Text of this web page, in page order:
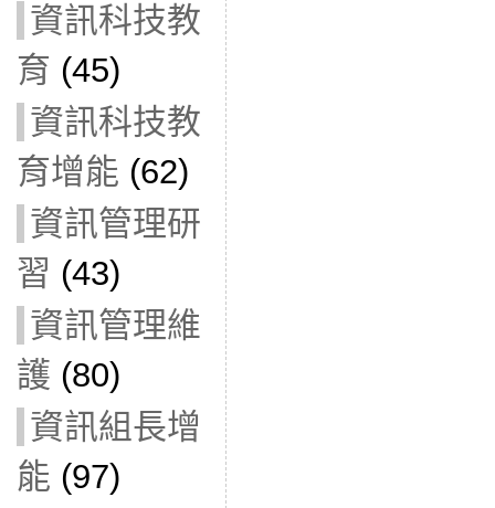
資訊科技教
育 (45)
資訊科技教
育增能 (62)
資訊管理研
習 (43)
資訊管理維
護 (80)
資訊組長增
能 (97)